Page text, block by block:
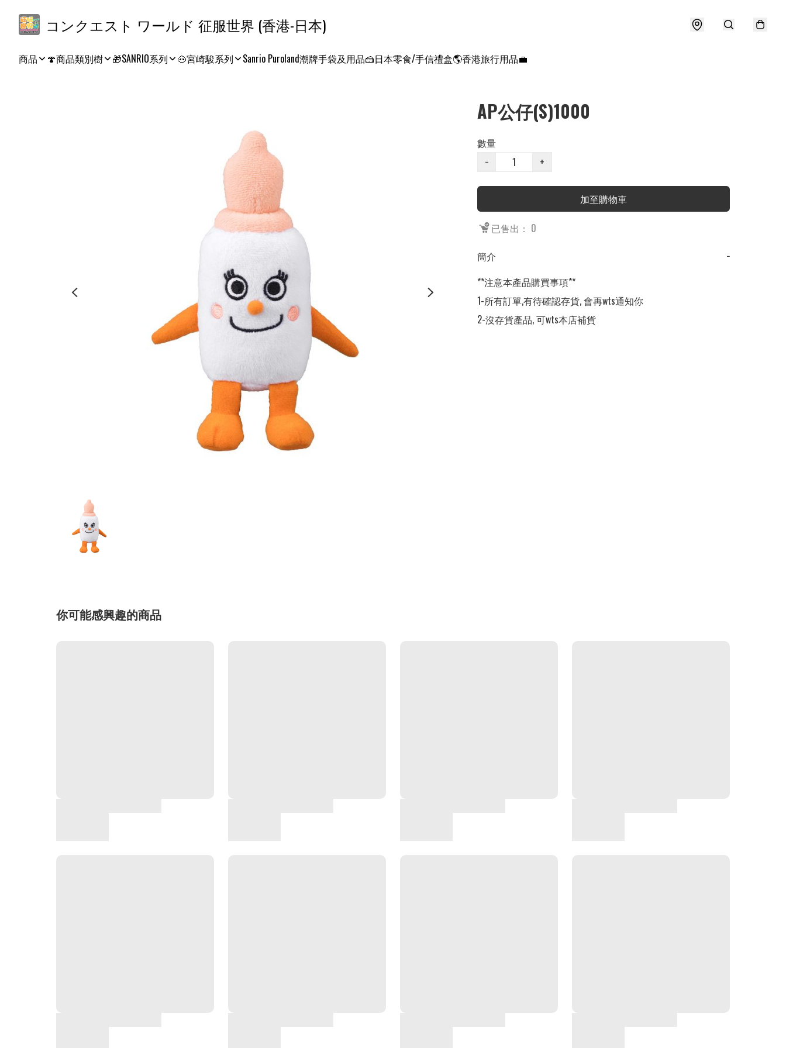
コンクエスト ワールド 征服世界 (香港-日本)
商品 🍄商品類別樹 🎁SANRIO系列 🐽宮崎駿系列 Sanrio Puroland潮牌手袋及用品🍰日本零食/手信禮盒🌎香港旅行用品💼
AP公仔(S)1000
數量
−
+
加至購物車
已售出： 0
簡介
−
**注意本產品購買事項**
1-所有訂單,有待確認存貨, 會再wts通知你
2-沒存貨產品, 可wts本店補貨
你可能感興趣的商品